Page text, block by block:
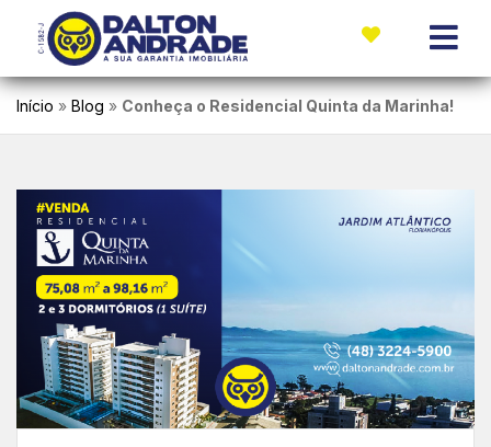
Início » Blog » Conheça o Residencial Quinta da Marinha!